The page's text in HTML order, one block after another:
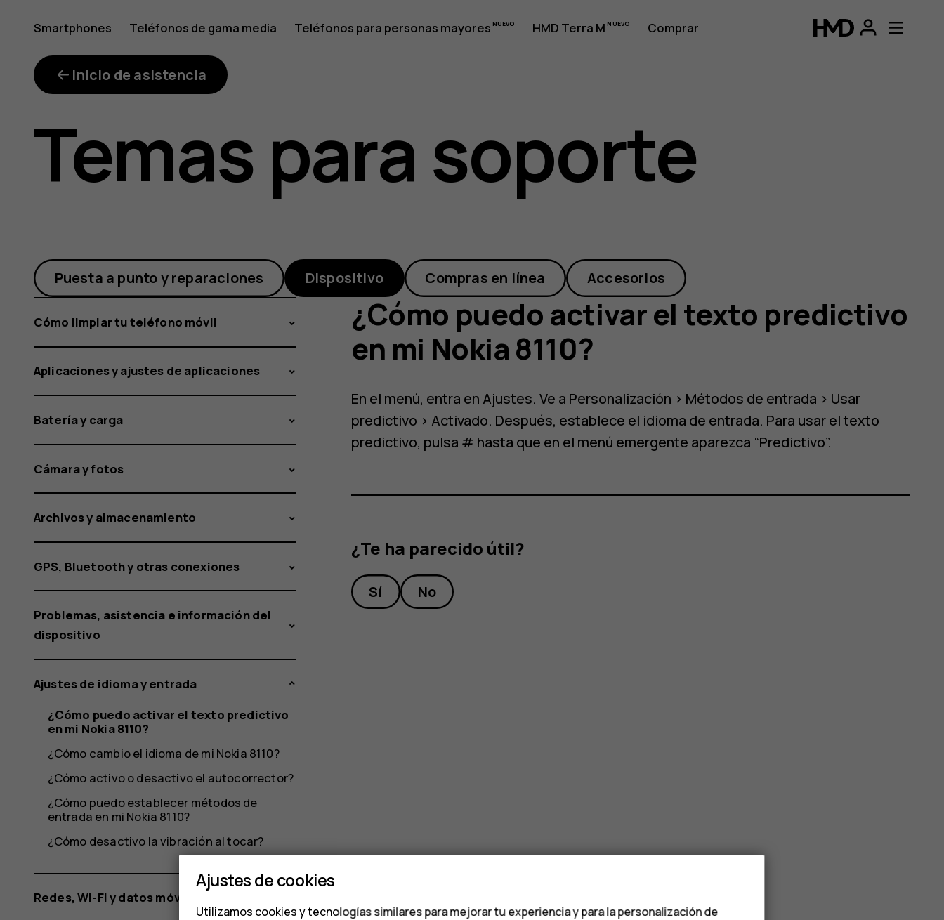
¿Cómo
puedo
activar
el
texto
predictivo
en
mi
Nokia
8110?
Smartphones Teléfonos de gama media Teléfonos para personas mayores HMD Terra M Comprar
Mi cuenta
Inicio de asistencia
Temas para soporte
Puesta a punto y reparaciones Dispositivo Compras en línea Accesorios
Cómo limpiar tu teléfono móvil
Aplicaciones y ajustes de aplicaciones
Batería y carga
Cámara y fotos
Archivos y almacenamiento
GPS, Bluetooth y otras conexiones
Problemas, asistencia e información del
dispositivo
Ajustes de idioma y entrada
¿Cómo puedo activar el texto predictivo
en mi Nokia 8110?
¿Cómo cambio el idioma de mi Nokia 8110?
¿Cómo activo o desactivo el autocorrector?
¿Cómo puedo establecer métodos de
entrada en mi Nokia 8110?
¿Cómo desactivo la vibración al tocar?
Redes, Wi-Fi y datos móviles
¿Cómo puedo activar el texto predictivo
en mi Nokia 8110?
En el menú, entra en Ajustes. Ve a Personalización > Métodos de entrada > Usar
predictivo > Activado. Después, establece el idioma de entrada. Para usar el texto
predictivo, pulsa # hasta que en el menú emergente aparezca “Predictivo”.
¿Te ha parecido útil?
Sí No
Ajustes de cookies
Utilizamos cookies y tecnologías similares para mejorar tu experiencia y para la personalización de